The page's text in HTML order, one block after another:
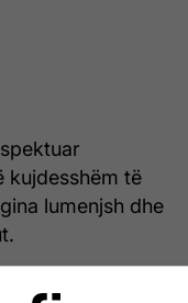
kujdesshëm të
lumenjsh dhe
Mavrovë -